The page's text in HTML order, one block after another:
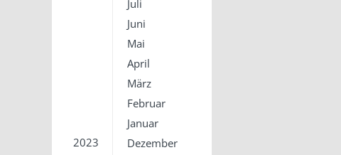
Juli
Juni
Mai
April
März
Februar
Januar
2023
Dezember